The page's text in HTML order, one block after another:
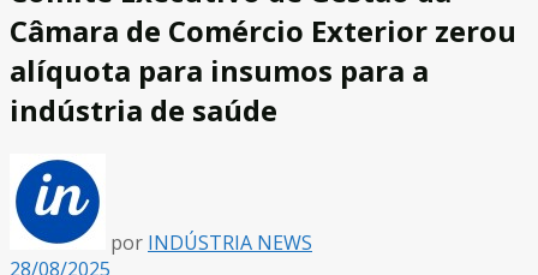
Câmara de Comércio Exterior zerou
alíquota para insumos para a
indústria de saúde
por INDÚSTRIA NEWS
28/08/2025